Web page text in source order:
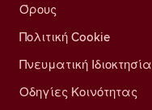
Όρους
Πολιτική Cookie
Πνευματική Ιδιοκτησία
Οδηγίες Κοινότητας